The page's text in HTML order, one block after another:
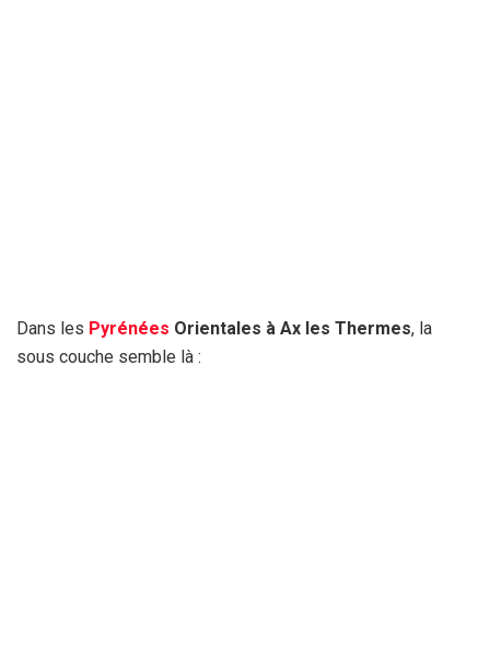
Dans les Pyrénées Orientales à Ax les Thermes, la
sous couche semble là :